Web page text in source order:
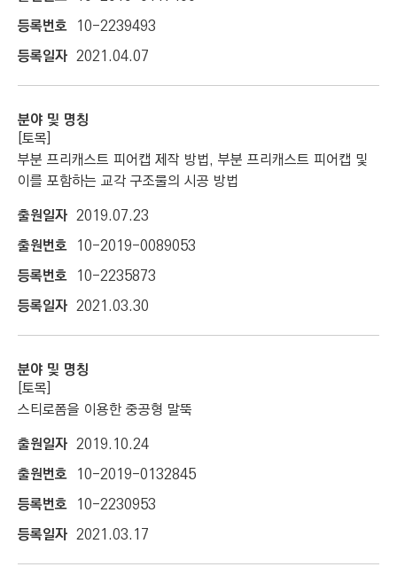
10-2239493
2021.04.07
[토목]
부분 프리캐스트 피어캡 제작 방법, 부분 프리캐스트 피어캡 및
이를 포함하는 교각 구조물의 시공 방법
2019.07.23
10-2019-0089053
10-2235873
2021.03.30
[토목]
스티로폼을 이용한 중공형 말뚝
2019.10.24
10-2019-0132845
10-2230953
2021.03.17